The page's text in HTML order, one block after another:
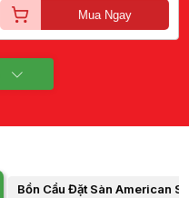
Mua Ngay
Bồn Cầu Đặt Sàn American